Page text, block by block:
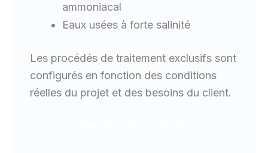
ammoniacal
Eaux usées à forte salinité
Les procédés de traitement exclusifs sont
configurés en fonction des conditions
réelles du projet et des besoins du client.